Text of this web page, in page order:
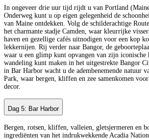
In ongeveer drie uur tijd rijdt u van Portland
Onderweg kunt u op eigen gelegenheid de
van Maine ontdekken. Volg de schilderachtige
het charmante stadje Camden, waar kleurrijke
haven en gezellige cafés uitnodigen voor een kop
lekkernijen. Rij verder naar Bangor, de
waar u een glimp kunt opvangen van zijn iconische
wandeling kunt maken in het uitgestrekte Bangor
in Bar Harbor wacht u de adembenemende natuur
Park, waar bergen, kliffen en zee samenkomen
decor.
Dag 5: Bar Harbor
Bergen, rotsen, kliffen, valleien, gletsjermeren en
ingrediënten van het indrukwekkende Acadia